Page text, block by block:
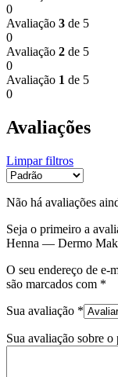
0
Avaliação 3 de 5
0
Avaliação 2 de 5
0
Avaliação 1 de 5
0
Avaliações
Limpar filtros
Não há avaliações
Seja o primeiro a
Henna — Dermo
O seu endereço de e-
são marcados com *
Sua avaliação *
Sua avaliação sobre o